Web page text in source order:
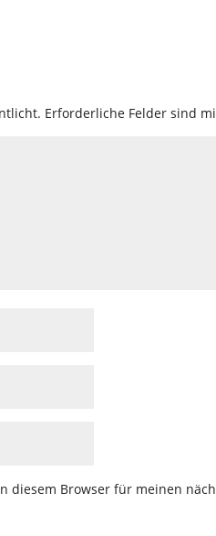
Erforderliche Felder sind
diesem Browser für meinen